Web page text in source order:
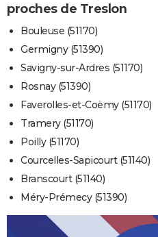
proches de Treslon
Bouleuse (51170)
Germigny (51390)
Savigny-sur-Ardres (51170)
Rosnay (51390)
Faverolles-et-Coëmy (51170)
Tramery (51170)
Poilly (51170)
Courcelles-Sapicourt (51140)
Branscourt (51140)
Méry-Prémecy (51390)